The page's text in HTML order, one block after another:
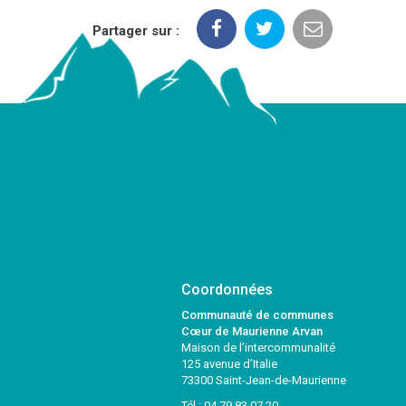
Partager sur :
Coordonnées
Communauté de communes
Cœur de Maurienne Arvan
Maison de l’intercommunalité
125 avenue d’Italie
73300 Saint-Jean-de-Maurienne